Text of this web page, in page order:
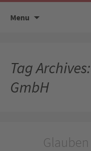
Menu
Tag
GmbH